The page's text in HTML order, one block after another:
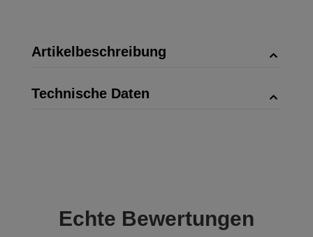
Artikelbeschreibung
Technische Daten
Echte Bewertungen